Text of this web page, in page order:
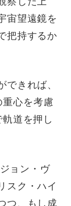
宙望遠鏡を
把持するか
きれば、
心を考慮
道を押し
ョン・ヴ
スク・ハイ
つ、もし成